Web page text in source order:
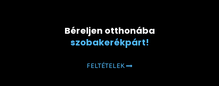
Béreljen otthonába
szobakerékpárt!
FELTÉTELEK